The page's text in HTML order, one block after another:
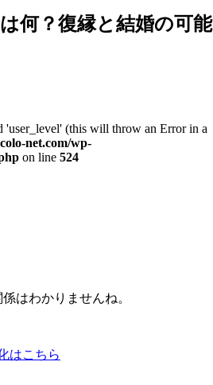
何？復縁と結婚の可能
'user_level' (this will throw an Error in a
net.com/wp-
on line 524
はわかりませんね。
はこちら